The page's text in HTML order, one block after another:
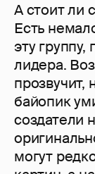
А стоит ли
Есть
эту
лидера.
байопик
создатели
могут